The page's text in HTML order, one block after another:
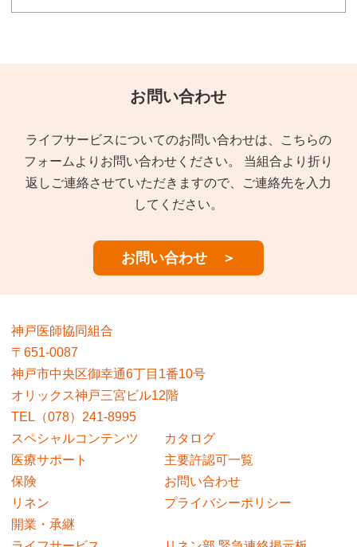
お問い合わせ
ライフサービスについてのお問い合わせは、こちらの
フォームよりお問い合わせください。
当組合より折り
返しご連絡させていただきますので、ご連絡先を入力
してください。
お問い合わせ ＞
神戸医師協同組合
〒651-0087
神戸市中央区御幸通6丁目1番10号
オリックス神戸三宮ビル12階
TEL（078）241-8995
スペシャルコンテンツ
医療サポート
保険
リネン
開業・承継
カタログ
主要許認可一覧
お問い合わせ
プライバシーポリシー